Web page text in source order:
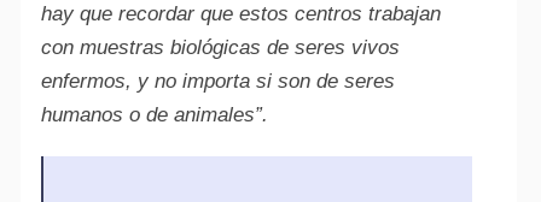
hay que recordar que estos centros trabajan
con muestras biológicas de seres vivos
enfermos, y no importa si son de seres
humanos o de animales”.